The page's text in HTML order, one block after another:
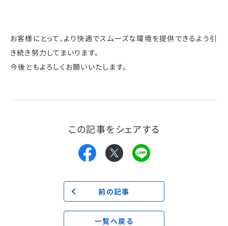
お客様にとって、より快適でスムーズな環境を提供できるよう引
き続き努力してまいります。
今後ともよろしくお願いいたします。
この記事をシェアする
前の記事
一覧へ戻る